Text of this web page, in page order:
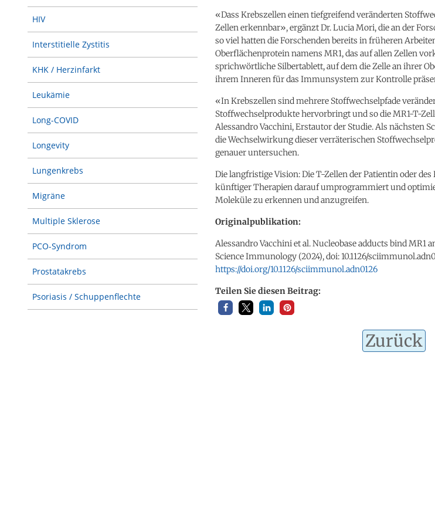
HIV
Interstitielle Zystitis
KHK / Herzinfarkt
Leukämie
Long-COVID
Longevity
Lungenkrebs
Migräne
Multiple Sklerose
PCO-Syndrom
Prostatakrebs
Psoriasis / Schuppenflechte
«Dass Krebszellen einen tiefgreifend veränderten
Zellen erkennbar», ergänzt Dr. Lucia Mori, die an der
so viel hatten die Forschenden bereits in früheren
Oberflächenprotein namens MR1, das auf allen Zellen
sprichwörtliche Silbertablett, auf dem die Zelle an ihrer
ihrem Inneren für das Immunsystem zur Kontrolle
«In Krebszellen sind mehrere Stoffwechselpfade
Stoffwechselprodukte hervorbringt und so die MR1-T-
Alessandro Vacchini, Erstautor der Studie. Als nächsten
die Wechselwirkung dieser verräterischen
genauer untersuchen.
Die langfristige Vision: Die T-Zellen der Patientin oder
künftiger Therapien darauf umprogrammiert und
Moleküle zu erkennen und anzugreifen.
Originalpublikation:
Alessandro Vacchini et al. Nucleobase adducts bind MR1
Science Immunology (2024), doi: 10.1126/
https://doi.org/10.1126/sciimmunol.adn0126
Teilen Sie diesen Beitrag:
Zurück